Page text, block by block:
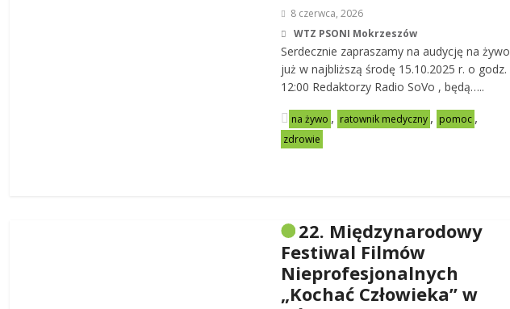
8 czerwca, 2026
WTZ PSONI Mokrzeszów
Serdecznie zapraszamy na audycję na żywo
już w najbliższą środę 15.10.2025 r. o godz.
12:00 Redaktorzy Radio SoVo , będą…..
na żywo , ratownik medyczny , pomoc ,
zdrowie
22. Międzynarodowy
Festiwal Filmów
Nieprofesjonalnych
„Kochać Człowieka” w